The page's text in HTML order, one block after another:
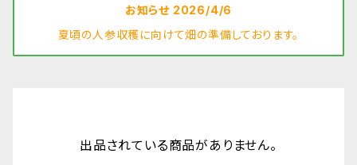
お知らせ 2026/4/6
夏頃の人参収穫に向けて畑の準備しております。
出品されている商品がありません。